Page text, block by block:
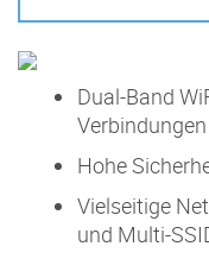
Dual-Band
Verbindungen
Hohe
Vielseitige
und Multi-